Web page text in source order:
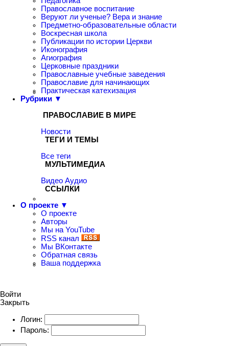
Православное воспитание
Веруют ли ученые? Вера и знание
Предметно-образовательные области
Воскресная школа
Публикации по истории Церкви
Иконография
Агиография
Церковные праздники
Православные учебные заведения
Православие для начинающих
Практическая катехизация
Рубрики ▼
ПРАВОСЛАВИЕ В МИРЕ
Новости
ТЕГИ И ТЕМЫ
Все теги
МУЛЬТИМЕДИА
Видео Аудио
ССЫЛКИ
О проекте ▼
О проекте
Авторы
Мы на YouTube
RSS канал
Мы ВКонтакте
Обратная связь
Ваша поддержка
Войти
Закрыть
Логин:
Пароль: